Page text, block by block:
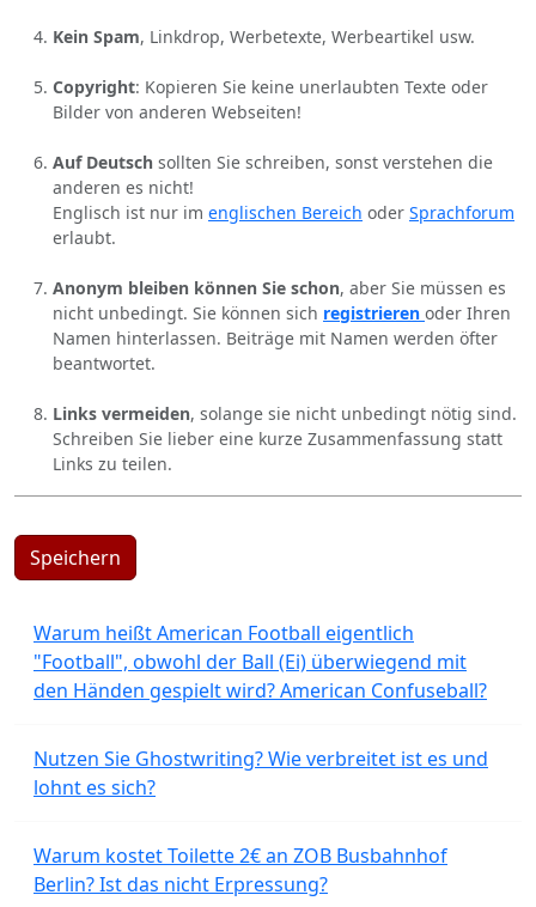
Kein Spam, Linkdrop, Werbetexte, Werbeartikel usw.
Copyright: Kopieren Sie keine unerlaubten Texte oder
Bilder von anderen Webseiten!
Auf Deutsch sollten Sie schreiben, sonst verstehen die
anderen es nicht!
Englisch ist nur im englischen Bereich oder Sprachforum
erlaubt.
Anonym bleiben können Sie schon, aber Sie müssen es
nicht unbedingt. Sie können sich registrieren oder Ihren
Namen hinterlassen. Beiträge mit Namen werden öfter
beantwortet.
Links vermeiden, solange sie nicht unbedingt nötig sind.
Schreiben Sie lieber eine kurze Zusammenfassung statt
Links zu teilen.
Speichern
Warum heißt American Football eigentlich
"Football", obwohl der Ball (Ei) überwiegend mit
den Händen gespielt wird? American Confuseball?
Nutzen Sie Ghostwriting? Wie verbreitet ist es und
lohnt es sich?
Warum kostet Toilette 2€ an ZOB Busbahnhof
Berlin? Ist das nicht Erpressung?